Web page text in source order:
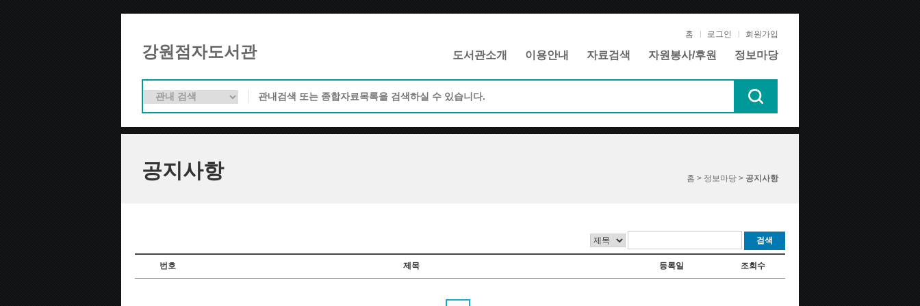
강원점자도서관
홈 로그인 회원가입
도서관소개 이용안내 자료검색 자원봉사/후원 정보마당
공지사항 홈 > 정보마당 > 공지사항
검색
번호 제목 등록일 조회수